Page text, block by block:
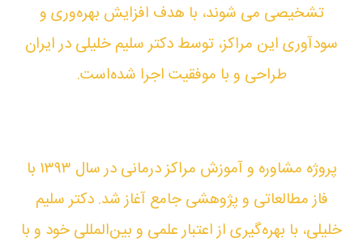
تشخیصی می شوند، با هدف افزایش بهره‌وری و
سودآوری این مراکز، توسط دکتر سلیم خلیلی در ایران
طراحی و با موفقیت اجرا شده‌است.
پروژه مشاوره و آموزش مراکز درمانی در سال ۱۳۹۳ با
فاز مطالعاتی و پژوهشی جامع آغاز شد. دکتر سلیم
خلیلی، با بهره‌گیری از اعتبار علمی و بین‌المللی خود و با